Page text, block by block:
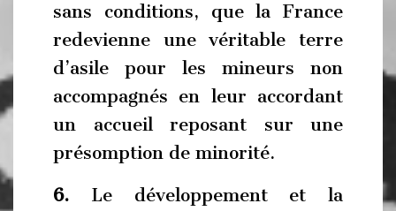
sans conditions, que la France
redevienne une véritable terre
d’asile pour les mineurs non
accompagnés en leur accordant
un accueil reposant sur une
présomption de minorité.
6. Le développement et la